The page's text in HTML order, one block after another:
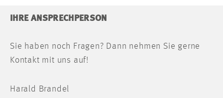
IHRE ANSPRECHPERSON
Sie haben noch Fragen? Dann nehmen Sie gerne
Kontakt mit uns auf!
Harald Brandel